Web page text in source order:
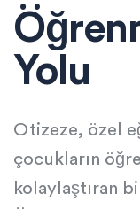
Yolu
Otizeze, özel
çocukların
kolaylaştıran